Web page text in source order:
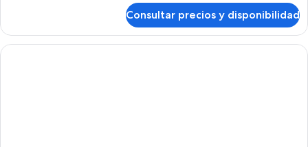
Consultar precios y disponibilidad